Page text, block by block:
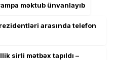
məktub ünvanlayıb
arasında telefon
sirli mətbəx tapıldı –